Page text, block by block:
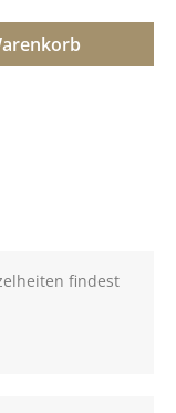
findest